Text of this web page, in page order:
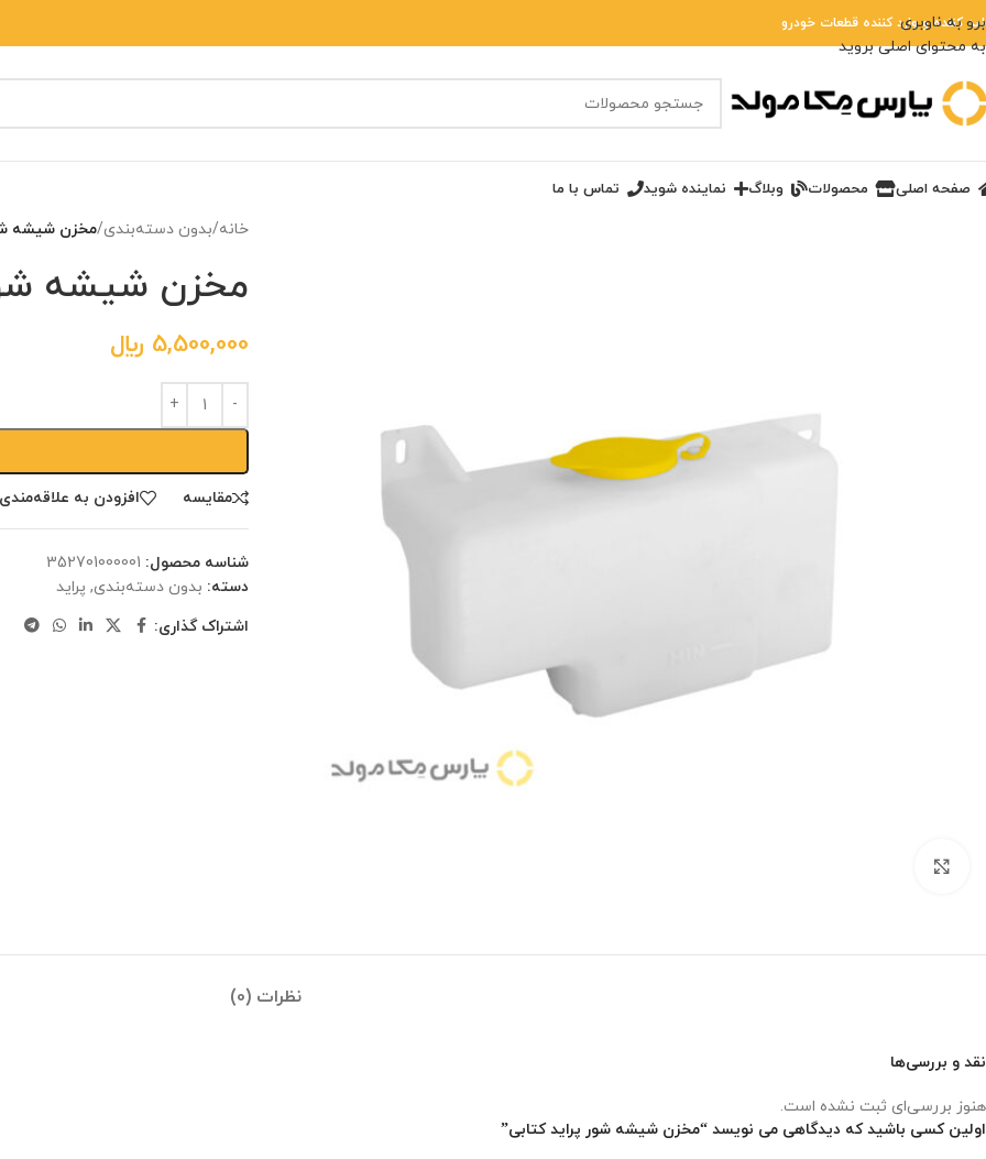
برو به ناوبری
به محتوای اصلی بروید
کننده و وارد کننده قطعات خودرو
صفحه اصلی محصولات وبلاگ نماینده شوید تماس با ما
خانه/بدون دسته‌بندی/مخزن شیشه
مخزن شیشه
5,500,000 ﷼
مقایسه افزودن به
شناسه محصول: ‎352701000001
دسته: بدون دسته‌بندی, پراید
اشتراک گذاری:
نظرات (0)
نقد و بررسی‌ها
هنوز بررسی‌ای ثبت نشده است.
اولین کسی باشید که دیدگاهی می نویسد “مخزن شیشه شور پراید کتابی”